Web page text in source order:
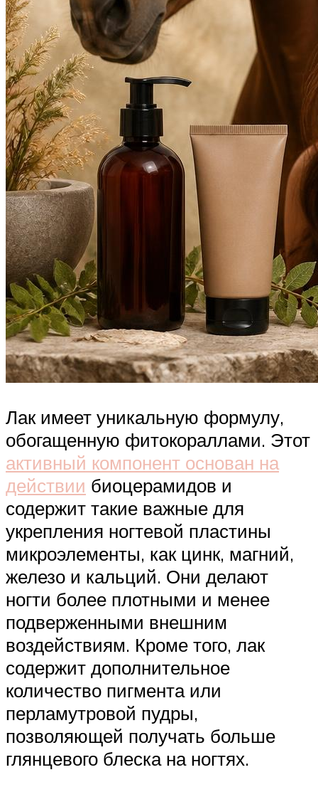
Лак имеет уникальную формулу,
обогащенную фитокораллами. Этот
активный компонент основан на
действии биоцерамидов и
содержит такие важные для
укрепления ногтевой пластины
микроэлементы, как цинк, магний,
железо и кальций. Они делают
ногти более плотными и менее
подверженными внешним
воздействиям. Кроме того, лак
содержит дополнительное
количество пигмента или
перламутровой пудры,
позволяющей получать больше
глянцевого блеска на ногтях.